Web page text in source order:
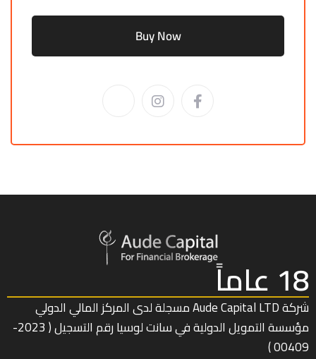
Buy Now
18 عاماً
شركة Aude Capital LTD مسجلة لدى المركز المالي الدولي
مؤسسة التمويل الدولية في سانت لوسيا رقم التسجيل ( 2023-
00409 )